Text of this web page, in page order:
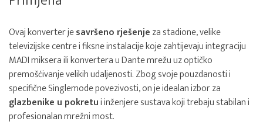
Ovaj konverter jesavršeno rješenjeza stadione, velike
televizijske centre i fiksne instalacije koje zahtijevaju integraciju
MADI miksera ili konvertera u Dante mrežu uz optičko
premošćivanje velikih udaljenosti. Zbog svoje pouzdanosti i
specifične Singlemode povezivosti, on je idealan izbor za
glazbenike u pokretui inženjere sustava koji trebaju stabilan i
profesionalan mrežni most.